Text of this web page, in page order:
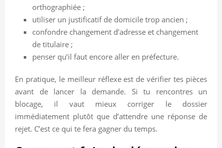
orthographiée ;
utiliser un justificatif de domicile trop ancien ;
confondre changement d’adresse et changement
de titulaire ;
penser qu’il faut encore aller en préfecture.
En pratique, le meilleur réflexe est de vérifier tes pièces
avant de lancer la demande. Si tu rencontres un
blocage, il vaut mieux corriger le dossier
immédiatement plutôt que d’attendre une réponse de
rejet. C’est ce qui te fera gagner du temps.